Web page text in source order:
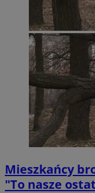
Mieszkańcy
"To nasze